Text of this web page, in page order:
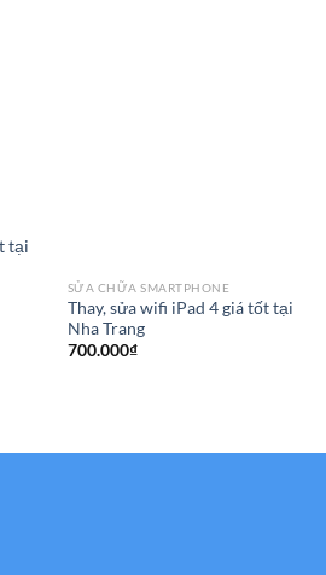
tại
SỬA CHỮA SMARTPHONE
Thay, sửa wifi iPad 4 giá tốt tại
Nha Trang
700.000₫